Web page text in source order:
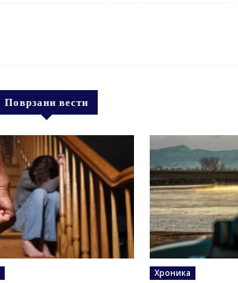
Поврзани вести
Хроника